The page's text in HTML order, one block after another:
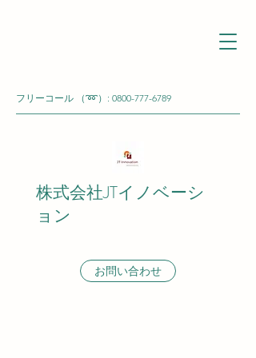
フリーコール （➿）: 0800-777-6789
株式会社JTイノベーシ
ョン
お問い合わせ